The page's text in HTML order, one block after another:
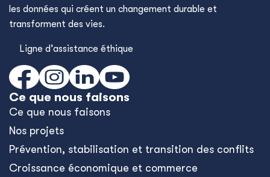
les données qui créent un changement durable et
transforment des vies.
Ligne d’assistance éthique
Ce que nous faisons
Ce que nous faisons
Nos projets
Prévention, stabilisation et transition des conflits
Croissance économique et commerce